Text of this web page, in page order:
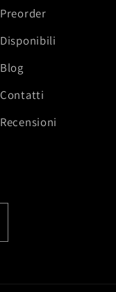
Preorder
Disponibili
Blog
Contatti
Recensioni